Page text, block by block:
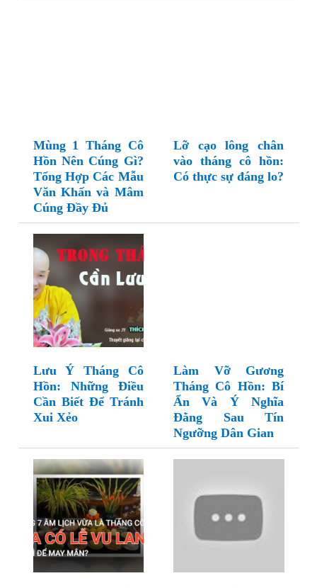
Mùng 1 Tháng Cô
Hồn Nên Cúng Gì?
Tổng Hợp Các Mẫu
Văn Khấn và Mâm
Cúng Đầy Đủ
Lỡ cạo lông chân
vào tháng cô hồn:
Có thực sự đáng lo?
Lưu Ý Tháng Cô
Hồn: Những Điều
Cần Biết Để Tránh
Xui Xẻo
Làm Vỡ Gương
Tháng Cô Hồn: Bí
Ẩn Và Ý Nghĩa
Đằng Sau Tín
Ngưỡng Dân Gian